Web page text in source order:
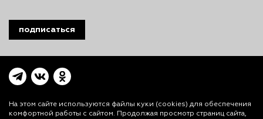
подписаться
На этом сайте используются файлы куки (cookies) для обеспечения
комфортной работы с сайтом. Продолжая просмотр страниц сайта,